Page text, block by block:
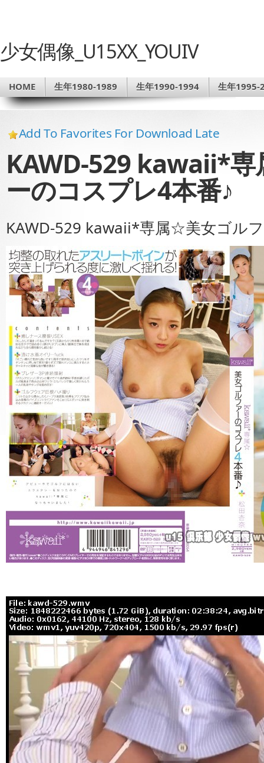
少女偶像_U15XX_YOUIV
HOME 生年1980-1989 生年1990-1994 生年1995-
Add To Favorites For Download Late
KAWD-529 kawaii*
ーのコスプレ4本番♪
KAWD-529 kawaii*専属☆美女ゴル